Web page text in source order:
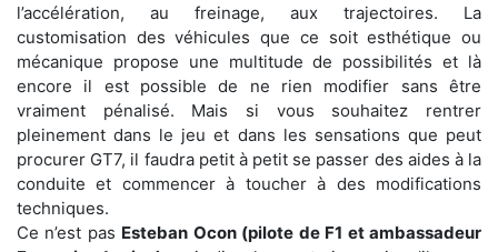
l’accélération, au freinage, aux trajectoires. La
customisation des véhicules que ce soit esthétique ou
mécanique propose une multitude de possibilités et là
encore il est possible de ne rien modifier sans être
vraiment pénalisé. Mais si vous souhaitez rentrer
pleinement dans le jeu et dans les sensations que peut
procurer GT7, il faudra petit à petit se passer des aides à la
conduite et commencer à toucher à des modifications
techniques.
Ce n’est pas Esteban Ocon (pilote de F1 et ambassadeur